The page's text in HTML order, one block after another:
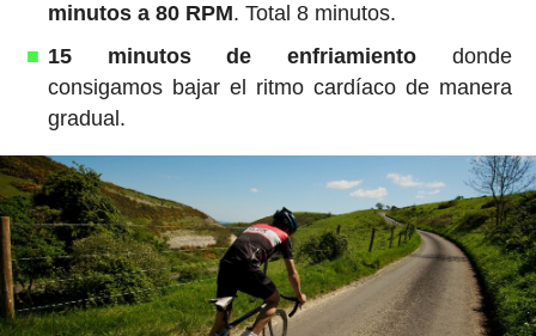
minutos a 80 RPM. Total 8 minutos.
15 minutos de enfriamiento donde
consigamos bajar el ritmo cardíaco de manera
gradual.